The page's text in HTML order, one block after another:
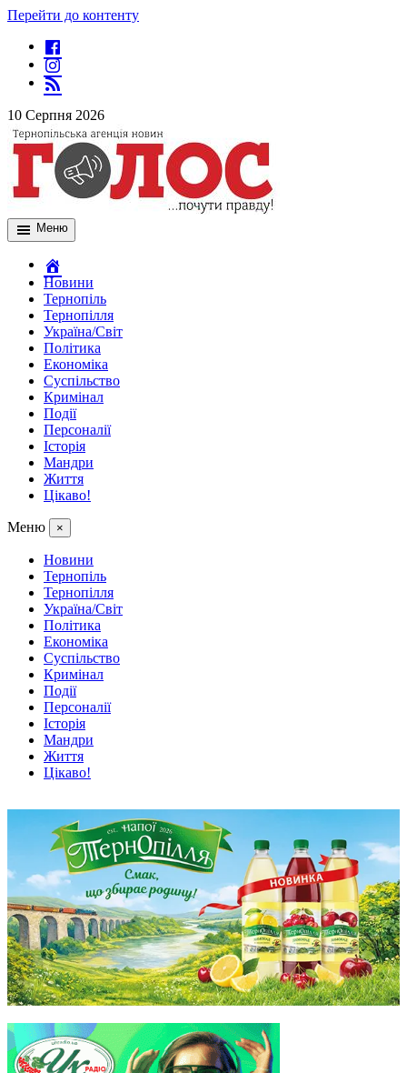
Перейти до контенту
10 Серпня 2026
Меню
Новини
Тернопіль
Тернопілля
Україна/Світ
Політика
Економіка
Суспільство
Кримінал
Події
Персоналії
Історія
Мандри
Життя
Цікаво!
Меню ×
Новини
Тернопіль
Тернопілля
Україна/Світ
Політика
Економіка
Суспільство
Кримінал
Події
Персоналії
Історія
Мандри
Життя
Цікаво!